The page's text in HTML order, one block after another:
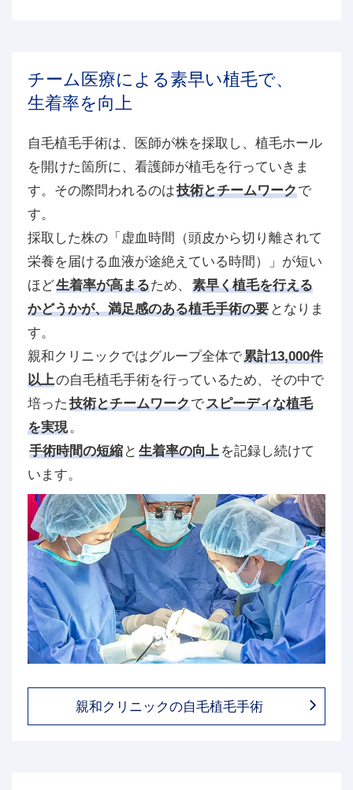
チーム医療による素早い植毛で、
生着率を向上
自毛植毛手術は、医師が株を採取し、植毛ホール
を開けた箇所に、看護師が植毛を行っていきま
す。その際問われるのは技術とチームワークで
す。
採取した株の「虚血時間（頭皮から切り離されて
栄養を届ける血液が途絶えている時間）」が短い
ほど生着率が高まるため、 素早く植毛を行える
かどうかが、満足感のある植毛手術の要 となりま
す。
親和クリニックではグループ全体で累計13,000件
以上の自毛植毛手術を行っているため、その中で
培った 技術とチームワークでスピーディな植毛
を実現。
手術時間の短縮 と 生着率の向上 を記録し続けて
います。
親和クリニックの自毛植毛手術